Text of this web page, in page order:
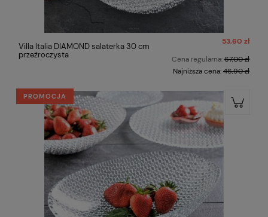
Villa Italia DIAMOND salaterka 30 cm
przeźroczysta
53,60 zł
Cena regularna:67,00 zł
Najniższa cena:46,90 zł
PROMOCJA